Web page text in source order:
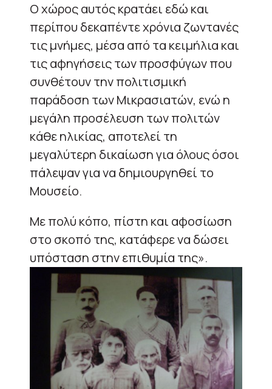
Ο χώρος αυτός κρατάει εδώ και
περίπου δεκαπέντε χρόνια ζωντανές
τις μνήμες, μέσα από τα κειμήλια και
τις αφηγήσεις των προσφύγων που
συνθέτουν την πολιτισμική
παράδοση των Μικρασιατών, ενώ η
μεγάλη προσέλευση των πολιτών
κάθε ηλικίας, αποτελεί τη
μεγαλύτερη δικαίωση για όλους όσοι
πάλεψαν για να δημιουργηθεί το
Μουσείο.
Με πολύ κόπο, πίστη και αφοσίωση
στο σκοπό της, κατάφερε να δώσει
υπόσταση στην επιθυμία της».